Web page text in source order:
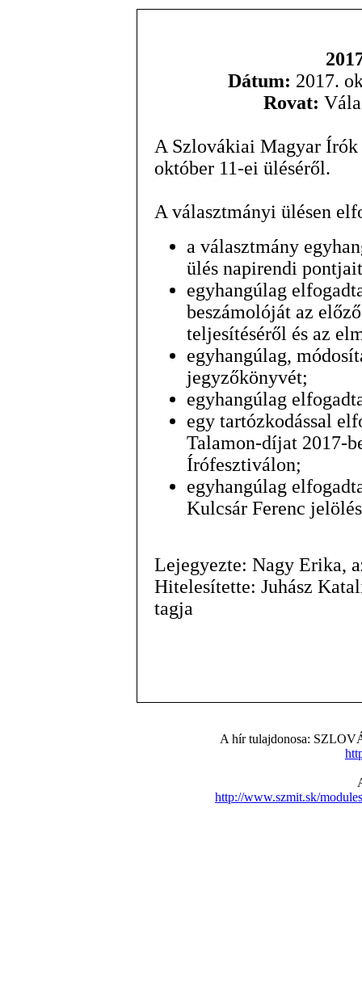
Dátum: 2017.
Rovat:
A Szlovákiai Magyar Írók
október 11-ei üléséről.
A választmányi ülésen
a választmány
ülés napirendi
egyhangúlag
beszámolóját az
teljesítéséről és az
egyhangúlag,
jegyzőkönyvét;
egyhangúlag
egy tartózkodással
Talamon-díjat 2017-
Írófesztiválon;
egyhangúlag
Kulcsár Ferenc
Lejegyezte: Nagy Erika,
Hitelesítette: Juhász
tagja
A hír tulajdonosa:
http://www.szmit.sk/